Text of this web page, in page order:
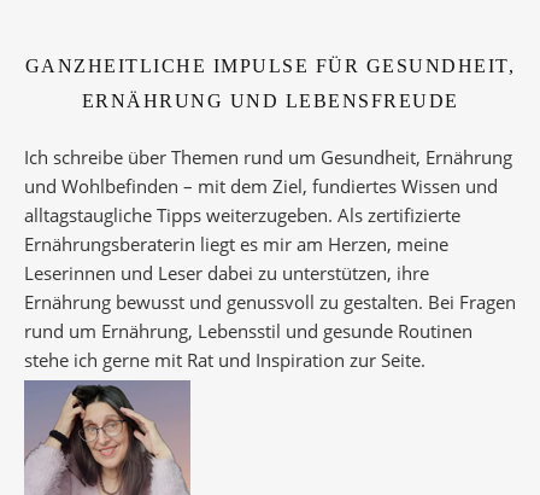
GANZHEITLICHE IMPULSE FÜR GESUNDHEIT,
ERNÄHRUNG UND LEBENSFREUDE
Ich schreibe über Themen rund um Gesundheit, Ernährung
und Wohlbefinden – mit dem Ziel, fundiertes Wissen und
alltagstaugliche Tipps weiterzugeben. Als zertifizierte
Ernährungsberaterin liegt es mir am Herzen, meine
Leserinnen und Leser dabei zu unterstützen, ihre
Ernährung bewusst und genussvoll zu gestalten. Bei Fragen
rund um Ernährung, Lebensstil und gesunde Routinen
stehe ich gerne mit Rat und Inspiration zur Seite.